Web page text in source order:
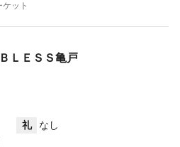
ット
ＬＥＳＳ亀戸
礼
なし